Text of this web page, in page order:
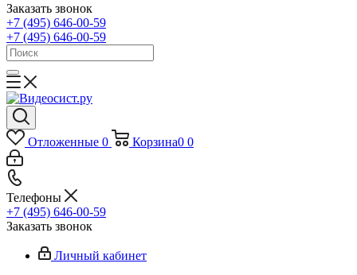
Заказать звонок
+7 (495) 646-00-59
+7 (495) 646-00-59
Отложенные 0 Корзина0 0
Телефоны
+7 (495) 646-00-59
Заказать звонок
Личный кабинет